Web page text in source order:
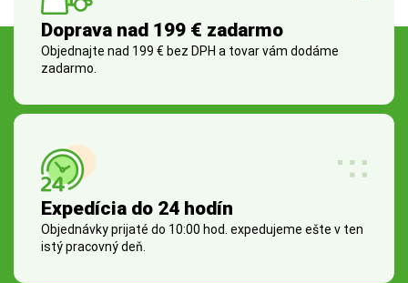
Doprava nad 199 € zadarmo
Objednajte nad 199 € bez DPH a tovar vám dodáme
zadarmo.
Expedícia do 24 hodín
Objednávky prijaté do 10:00 hod. expedujeme ešte v ten
istý pracovný deň.